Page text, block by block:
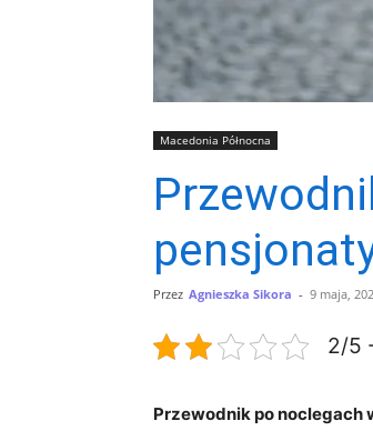
Macedonia Północna
Przez Agnieszka Sikora - 9 maja,
2/5
Przewodnik⁤ po noclegach​